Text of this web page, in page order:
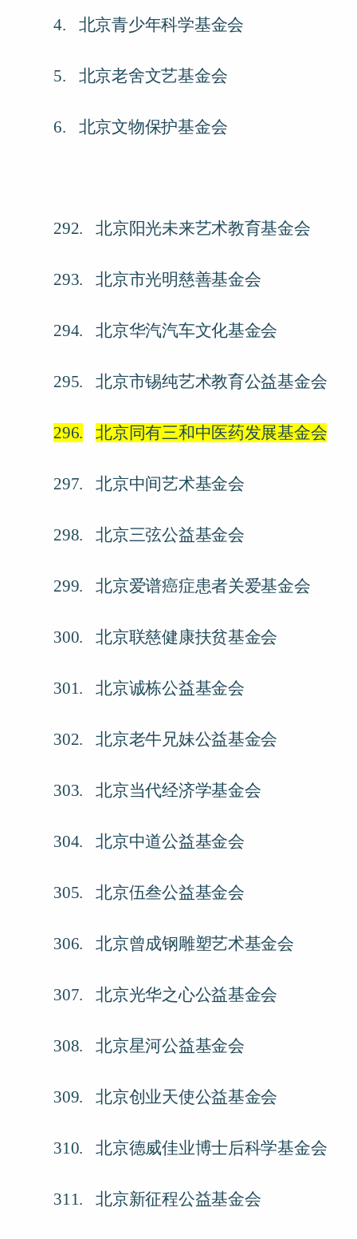
4. 北京青少年科学基金会
5. 北京老舍文艺基金会
6. 北京文物保护基金会
292. 北京阳光未来艺术教育基金会
293. 北京市光明慈善基金会
294. 北京华汽汽车文化基金会
295. 北京市锡纯艺术教育公益基金会
296. 北京同有三和中医药发展基金会
297. 北京中间艺术基金会
298. 北京三弦公益基金会
299. 北京爱谱癌症患者关爱基金会
300. 北京联慈健康扶贫基金会
301. 北京诚栋公益基金会
302. 北京老牛兄妹公益基金会
303. 北京当代经济学基金会
304. 北京中道公益基金会
305. 北京伍叁公益基金会
306. 北京曾成钢雕塑艺术基金会
307. 北京光华之心公益基金会
308. 北京星河公益基金会
309. 北京创业天使公益基金会
310. 北京德威佳业博士后科学基金会
311. 北京新征程公益基金会